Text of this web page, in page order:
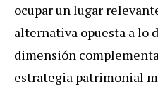
ocupar un lugar
alternativa opuesta a lo
dimensión
estrategia patrimonial